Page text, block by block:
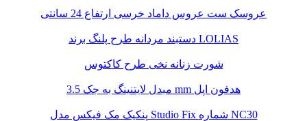
عروسک ست عروس داماد خرسی ارتفاع 24 سانتی
دستبند مردانه طرح پلنگ برند LOLIAS
شورت زنانه نخی طرح کاکتوس
مبدل لایتنینگ به جک 3.5 mm هدفون اپل
پنکیک مک فیکس مدل Studio Fix شماره NC30